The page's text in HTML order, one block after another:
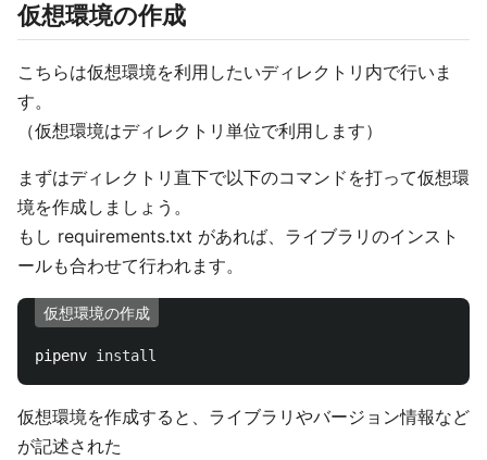
仮想環境の作成
こちらは仮想環境を利用したいディレクトリ内で行いま
す。
（仮想環境はディレクトリ単位で利用します）
まずはディレクトリ直下で以下のコマンドを打って仮想環
境を作成しましょう。
もし requirements.txt があれば、ライブラリのインスト
ールも合わせて行われます。
仮想環境の作成
pipenv install
仮想環境を作成すると、ライブラリやバージョン情報など
が記述された